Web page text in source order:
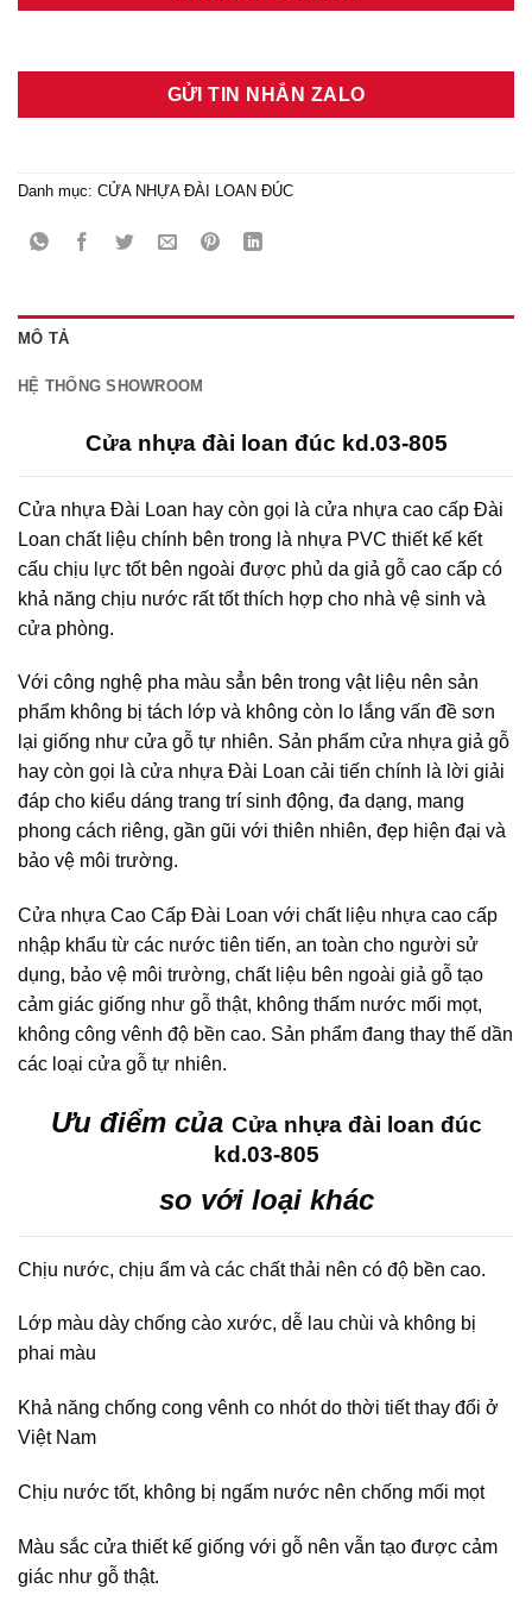
GỬI TIN NHẮN ZALO
Danh mục: CỬA NHỰA ĐÀI LOAN ĐÚC
MÔ TẢ
HỆ THỐNG SHOWROOM
Cửa nhựa đài loan đúc kd.03-805
Cửa nhựa Đài Loan hay còn gọi là cửa nhựa cao cấp Đài
Loan chất liệu chính bên trong là nhựa PVC thiết kế kết
cấu chịu lực tốt bên ngoài được phủ da giả gỗ cao cấp có
khả năng chịu nước rất tốt thích hợp cho nhà vệ sinh và
cửa phòng.
Với công nghệ pha màu sẳn bên trong vật liệu nên sản
phẩm không bị tách lớp và không còn lo lắng vấn đề sơn
lại giống như cửa gỗ tự nhiên. Sản phẩm cửa nhựa giả gỗ
hay còn gọi là cửa nhựa Đài Loan cải tiến chính là lời giải
đáp cho kiểu dáng trang trí sinh động, đa dạng, mang
phong cách riêng, gần gũi với thiên nhiên, đẹp hiện đại và
bảo vệ môi trường.
Cửa nhựa Cao Cấp Đài Loan với chất liệu nhựa cao cấp
nhập khẩu từ các nước tiên tiến, an toàn cho người sử
dụng, bảo vệ môi trường, chất liệu bên ngoài giả gỗ tạo
cảm giác giống như gỗ thật, không thấm nước mối mọt,
không công vênh độ bền cao. Sản phẩm đang thay thế dần
các loại cửa gỗ tự nhiên.
Ưu điểm của Cửa nhựa đài loan đúc
kd.03-805
so với loại khác
Chịu nước, chịu ẩm và các chất thải nên có độ bền cao.
Lớp màu dày chống cào xước, dễ lau chùi và không bị
phai màu
Khả năng chống cong vênh co nhót do thời tiết thay đổi ở
Việt Nam
Chịu nước tốt, không bị ngấm nước nên chống mối mọt
Màu sắc cửa thiết kế giống với gỗ nên vẫn tạo được cảm
giác như gỗ thật.